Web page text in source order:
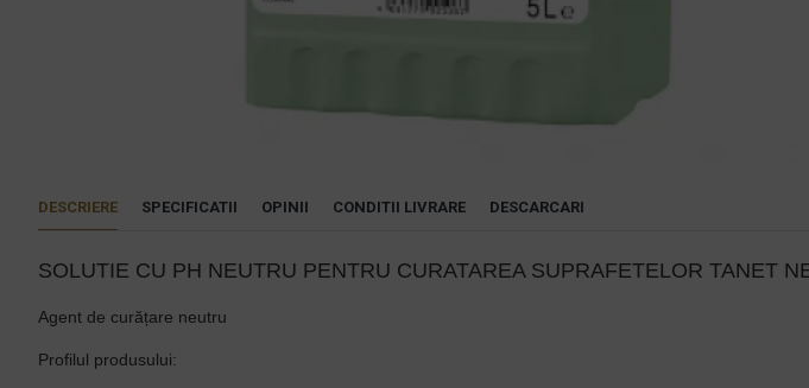
DESCRIERE SPECIFICATII OPINII CONDITII LIVRARE DESCARCARI
SOLUTIE CU PH NEUTRU PENTRU CURATAREA SUPRAFETELOR TANET
Agent de curățare neutru
Profilul produsului: